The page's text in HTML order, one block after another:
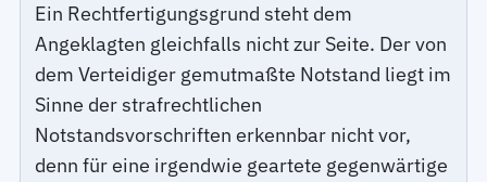
Ein Rechtfertigungsgrund steht dem
Angeklagten gleichfalls nicht zur Seite. Der von
dem Verteidiger gemutmaßte Notstand liegt im
Sinne der strafrechtlichen
Notstandsvorschriften erkennbar nicht vor,
denn für eine irgendwie geartete gegenwärtige